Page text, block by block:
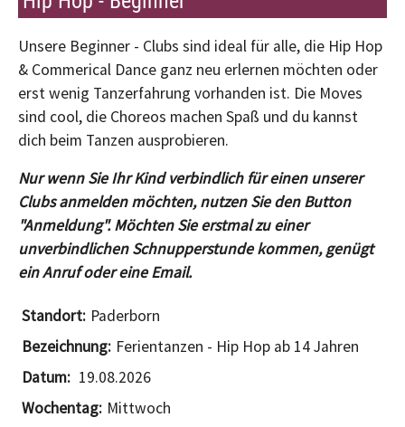
Unsere Beginner - Clubs sind ideal für alle, die Hip Hop
& Commerical Dance ganz neu erlernen möchten oder
erst wenig Tanzerfahrung vorhanden ist. Die Moves
sind cool, die Choreos machen Spaß und du kannst
dich beim Tanzen ausprobieren.
Nur wenn Sie Ihr Kind verbindlich für einen unserer
Clubs anmelden möchten, nutzen Sie den Button
"Anmeldung". Möchten Sie erstmal zu einer
unverbindlichen Schnupperstunde kommen, genügt
ein Anruf oder eine Email.
Paderborn
Ferientanzen - Hip Hop ab 14 Jahren
19.08.2026
Mittwoch